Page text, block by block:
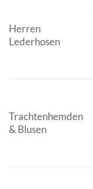
Herren
Lederhosen
Trachtenhemden
& Blusen